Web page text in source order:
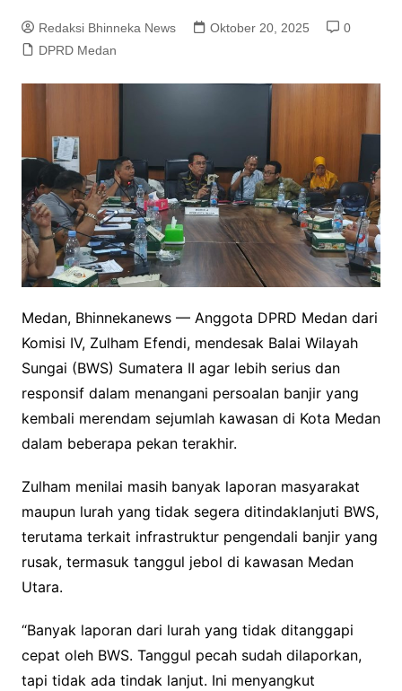
Redaksi Bhinneka News Oktober 20, 2025
0
DPRD Medan
Medan, Bhinnekanews — Anggota DPRD Medan dari
Komisi IV, Zulham Efendi, mendesak Balai Wilayah
Sungai (BWS) Sumatera II agar lebih serius dan
responsif dalam menangani persoalan banjir yang
kembali merendam sejumlah kawasan di Kota Medan
dalam beberapa pekan terakhir.
Zulham menilai masih banyak laporan masyarakat
maupun lurah yang tidak segera ditindaklanjuti BWS,
terutama terkait infrastruktur pengendali banjir yang
rusak, termasuk tanggul jebol di kawasan Medan
Utara.
“Banyak laporan dari lurah yang tidak ditanggapi
cepat oleh BWS. Tanggul pecah sudah dilaporkan,
tapi tidak ada tindak lanjut. Ini menyangkut